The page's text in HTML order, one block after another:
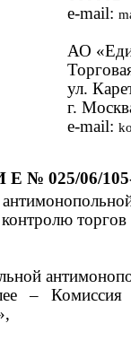
e-mail:
АО
ул.
г.
e-mail:
Е № 025/06/105
торгов
–
,